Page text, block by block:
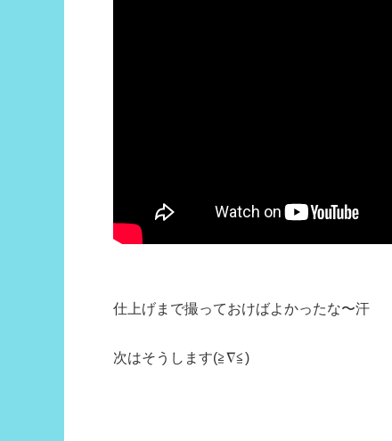
仕上げまで撮っておけばよかったな〜汗
次はそうします(≧∇≦)